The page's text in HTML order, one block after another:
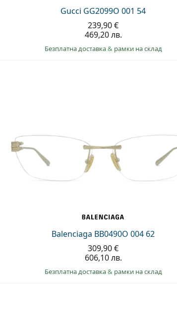
Gucci GG2099O 001 54
239,90 €
469,20 лв.
Безплатна доставка& рамки на склад
Balenciaga BB0490O 004 62
309,90 €
606,10 лв.
Безплатна доставка& рамки на склад